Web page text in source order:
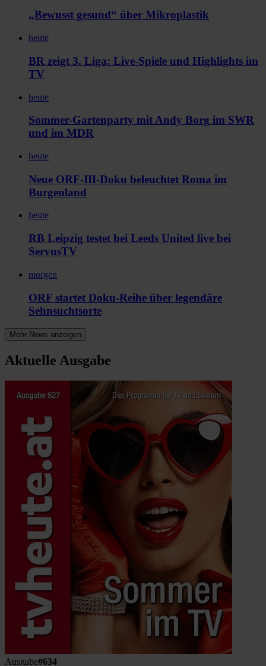
„Bewusst gesund“ über Mikroplastik
heute
BR zeigt 3. Liga: Live-Spiele und Highlights im
TV
heute
Sommer-Gartenparty mit Andy Borg im SWR
und im MDR
heute
Neue ORF-III-Doku beleuchtet Roma im
Burgenland
heute
RB Leipzig testet bei Leeds United live bei
ServusTV
morgen
ORF startet Doku-Reihe über legendäre
Sehnsuchtsorte
Mehr News anzeigen
Aktuelle Ausgabe
Ausgabe#634